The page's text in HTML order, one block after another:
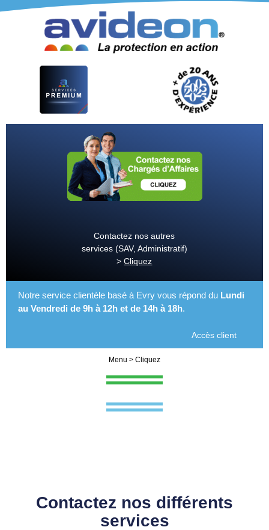
Contactez nos autres
services (SAV, Administratif)
>Cliquez
Notre service clientèle basé à Evry vous répond du Lundi
au Vendredi de 9h à 12h et de 14h à 18h.
Accès client
Menu > Cliquez
Contactez nos différents
services